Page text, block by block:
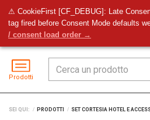
⚠ CookieFirst [CF_DEBUG]: Late
tag fired before Consent Mode defaults
/ consent load order →
Prodotti
SEI QUI: PRODOTTI SET CORTESIA HOTEL E